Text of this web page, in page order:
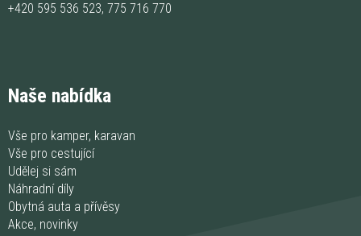
+420 595 536 523, 775 716 770
Naše nabídka
Vše pro kamper, karavan
Vše pro cestující
Udělej si sám
Náhradní díly
Obytná auta a přívěsy
Akce, novinky